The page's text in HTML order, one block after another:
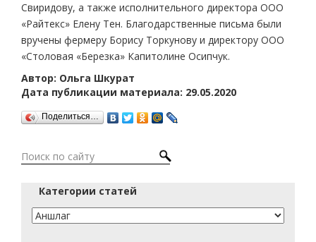
Свиридову, а также исполнительного директора ООО
«Райтекс» Елену Тен. Благодарственные письма были
вручены фермеру Борису Торкунову и директору ООО
«Столовая «Березка» Капитолине Осипчук.
Автор: Ольга Шкурат
Дата публикации материала: 29.05.2020
Поделиться…
Категории статей